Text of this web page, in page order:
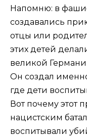
Напомню: в
создавались
отцы или
этих детей
великой
Он создал
где дети
Вот почему этот
нацистским
воспитывали